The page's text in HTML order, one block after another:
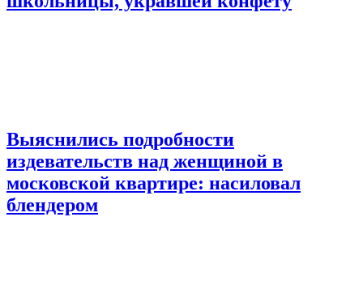
Выяснились подробности
издевательств над женщиной в
московской квартире: насиловал
блендером